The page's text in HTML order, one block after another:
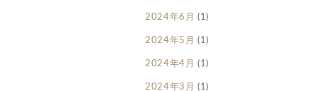
2024年6月 (1)
2024年5月 (1)
2024年4月 (1)
2024年3月 (1)